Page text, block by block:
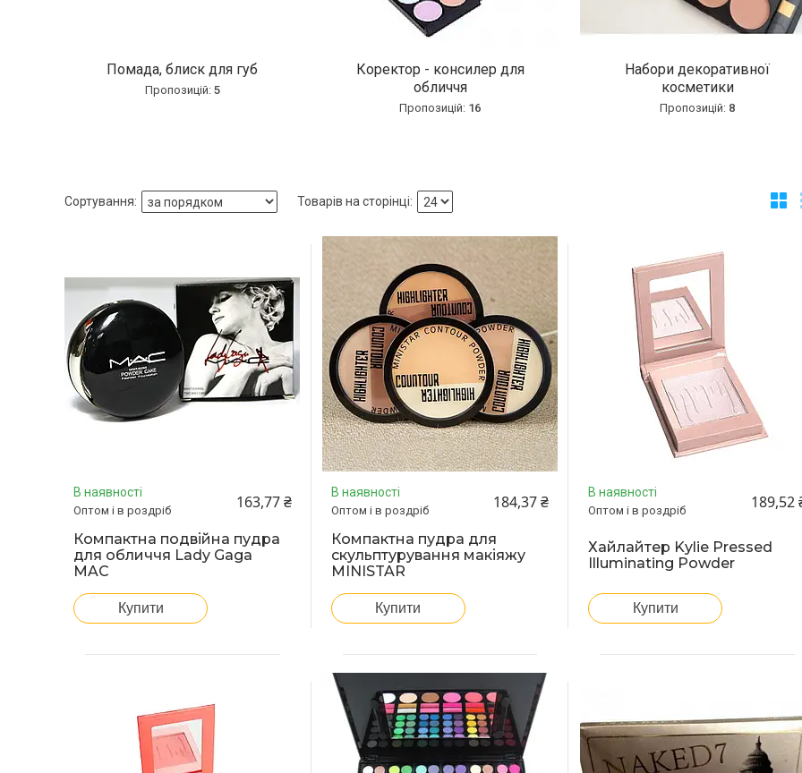
Помада, блиск для губ
5
Коректор - консилер для
обличчя
16
Набори декоративної
косметики
8
В наявності
Оптом і в роздріб 163,77 ₴
Компактна подвійна пудра
для обличчя Lady Gaga
MAC
Купити
В наявності
Оптом і в роздріб 184,37 ₴
Компактна пудра для
скульптурування макіяжу
MINISTAR
Купити
В наявності
Оптом і в роздріб 189,52
Хайлайтер Kylie Pressed
Illuminating Powder
Купити